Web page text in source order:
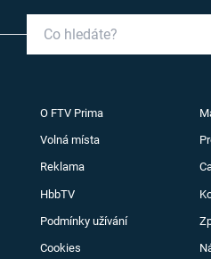
O FTV Prima
Volná místa
Reklama
HbbTV
Podmínky užívání
Cookies